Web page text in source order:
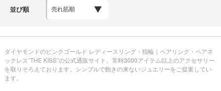
並び順
ダイヤモンドのピンクゴールド レディースリング・指輪｜ペアリング・ペアネ
ックレス”THE KISS”の公式通販サイト。常時3000アイテム以上のアクセサリー
を取りそろえております。シンプルで飽きの来ないジュエリーをご提案してい
ます。